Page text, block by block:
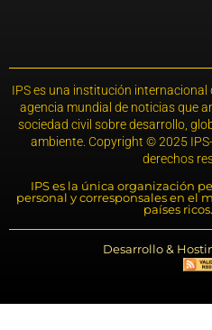
IPS es una institución internacional
agencia mundial de noticias que
sociedad civil sobre desarrollo,
ambiente. Copyright © 2025
derechos
IPS es la única organización
personal y corresponsales en el
países
Desarrollo &